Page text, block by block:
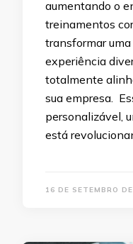
aumentando o
treinamentos
transformar
experiência
totalmente
sua empresa.
personalizável,
está
16 DE SETEMBRO